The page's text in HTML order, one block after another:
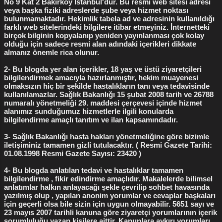
Op. Dr. Turgay Karakaya Cerrahpaşa Tıp Fak.
Diploma Uzmanlık Belgesi İşyeri Ruhsatı ve
Vergi Levhası İncirli...
No 9 Kat 2 Bakırköy İstanbul'dur. Bu resmi web sitesi adresi
veya başka fiziki adreslerde şube veya hizmet noktası
bulunmamaktadır. Hekimlik tabela ad ve adresinin kullanıldığı
farklı web sitelerindeki bilgilere itibar etmeyiniz. İnternetteki
birçok bilginin kopyalanıp yeniden yayınlanması çok kolay
olduğu için sadece resmi alan adındaki içerikleri dikkate
almanız önemle rica olunur.
2- Bu blogda yer alan içerikler, 18 yaş ve üstü ziyaretçileri
bilgilendirmek amacıyla hazırlanmıştır, hekim muayenesi
olmaksızın hiç bir şekilde hastalıkların tanı veya tedavisinde
kullanılamazlar. Sağlık Bakanlığı 15 şubat 2008 tarih ve 26788
numaralı yönetmeliği 29. maddesi çerçevesi içinde hizmet
alanımız sunduğumuz hizmetlerle ilgili konularda
bilgilendirme amaçlı tanıtım ve ilan kapsamındadır.
3- Sağlık Bakanlığı hasta hakları yönetmeliğine göre bizimle
iletişiminiz tamamen gizli tutulacaktır. ( Resmi Gazete Tarihi:
01.08.1998 Resmi Gazete Sayısı: 23420 )
4- Bu blogda anlatılan tedavi ve hastalıklar tamamen
bilgilendirme , fikir edindirme amaçlıdır. Makalelerde bilimsel
anlatımlar halkın anlayacağı şekle çevrilip sohbet havasında
yazılmış olup , yapılan anonim yorumlar ve cevaplar başkaları
için geçerli olsa bile sizin için uygun olmayabilir. 5651 sayı ve
23 mayıs 2007 tarihli kanuna göre ziyaretçi yorumlarının içerik